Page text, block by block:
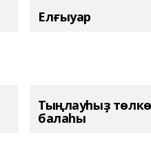
Елғыуар
Тыңлауһыҙ төлкө
балаһы